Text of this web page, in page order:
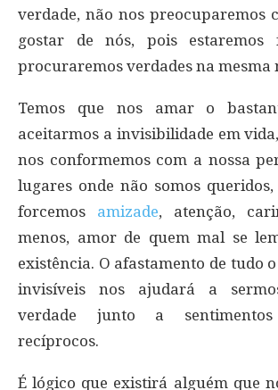
verdade, não nos preocuparemos
gostar de nós, pois estaremos
procuraremos verdades na mesma
Temos que nos amar o
aceitarmos a invisibilidade em
nos conformemos com a nossa
lugares onde não somos
forcemos amizade, atenção,
menos, amor de quem mal se
existência. O afastamento de tudo
invisíveis nos ajudará a
verdade junto a
recíprocos.
É lógico que existirá alguém que